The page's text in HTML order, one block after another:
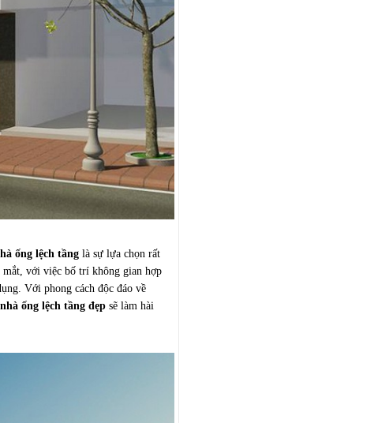
ống lệch tầng là sự lựa chọn rất
mắt, với việc bố trí không gian hợp
Với phong cách độc đáo về
nhà ống lệch tầng đẹp sẽ làm hài